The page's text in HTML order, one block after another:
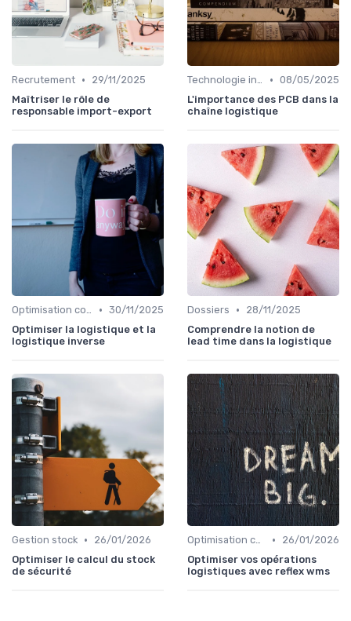
Recrutement •
29/11/2025
Maîtriser le rôle de
responsable import-export
Technologie intégrée • 08/05/2025
L'importance des PCB dans la
chaîne logistique
Optimisation coûts • 30/11/2025
Optimiser la logistique et la
logistique inverse
Dossiers •
28/11/2025
Comprendre la notion de
lead time dans la logistique
Gestion stock •
26/01/2026
Optimiser le calcul du stock
de sécurité
Optimisation coûts •
26/01/2026
Optimiser vos opérations
logistiques avec reflex wms